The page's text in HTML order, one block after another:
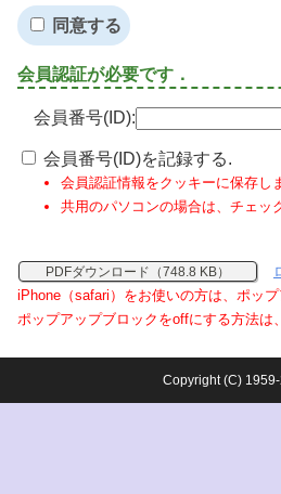
同意する
会員認証が必要です．
会員番号(ID):
会員番号(ID)を記録する.
会員認証情報をクッキーに保存し
共用のパソコンの場合は、チェッ
PDFダウンロード（748.8 KB）
iPhone（safari）をお使いの方は、ポッ
ポップアップブロックをoffにする方法は、
Copyright (C)